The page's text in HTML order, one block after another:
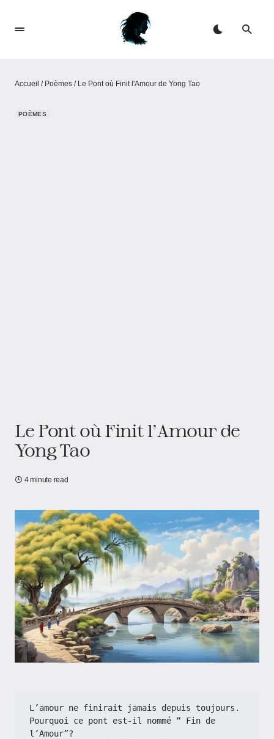
Accueil / Poèmes / Le Pont où Finit l'Amour de Yong Tao
POÈMES
Le Pont où Finit l'Amour de
Yong Tao
4 minute read
L’amour ne finirait jamais depuis toujours.
Pourquoi ce pont est-il nommé “ Fin de
l’Amour”?